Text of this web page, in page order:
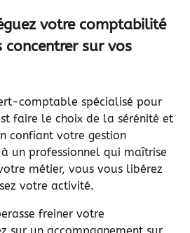
votre comptabilité
sur vos
comptable spécialisé pour
faire le choix de la sérénité et
confiant votre gestion
un professionnel qui maîtrise
métier, vous vous libérez
votre activité.
freiner votre